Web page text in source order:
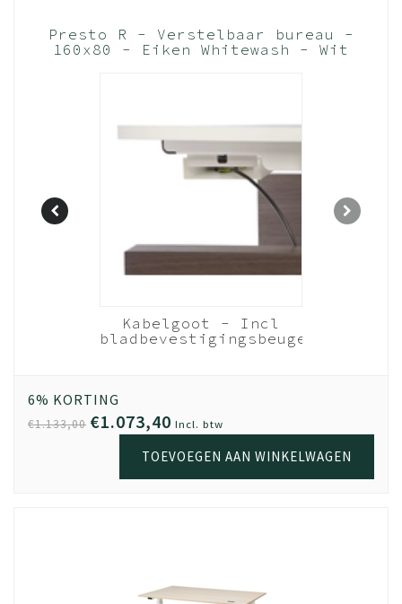
vervaardigd uit hoogwaardig gekalibreerd
voeten geëpoxeerd; kleuren volgens
kleurenkaart “Epoxy en lak – Kerncollectie”
en “Epoxy en lak – Trendcollectie”
bladtraverse zwart geëpoxeerd
Presto R - Verstelbaar bureau -
160x80 - Eiken Whitewash - Wit
Kabelgoot - Incl
bladbevestigingsbeugels
- 160cm bureau
Zwart
6% KORTING
€1.133,00 €1.073,40 Incl. btw
TOEVOEGEN AAN WINKELWAGEN